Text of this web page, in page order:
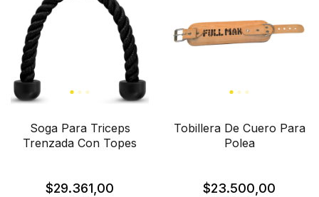
Soga Para Triceps
Trenzada Con Topes
$29.361,00
Tobillera De Cuero Para
Polea
$23.500,00